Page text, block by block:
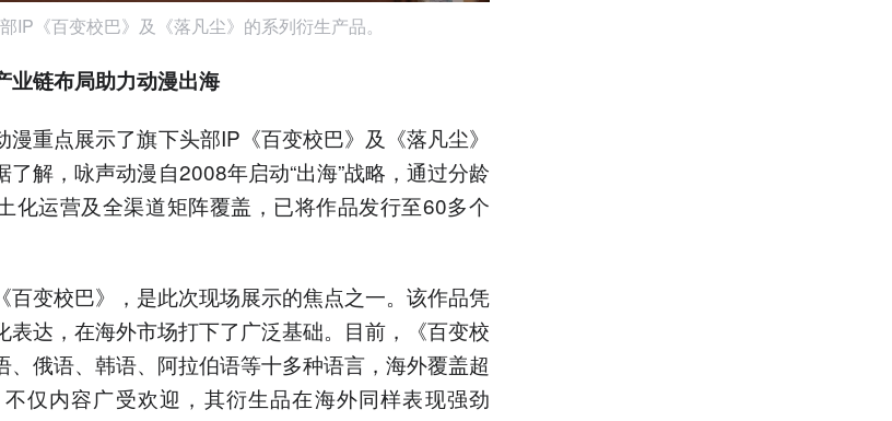
IP《百变校巴》及《落凡尘》的系列衍生产品。
业链布局助力动漫出海
重点展示了旗下头部IP《百变校巴》及《落凡尘》
了解，咏声动漫自2008年启动“出海”战略，通过分龄
化运营及全渠道矩阵覆盖，已将作品发行至60多个
百变校巴》，是此次现场展示的焦点之一。该作品凭
表达，在海外市场打下了广泛基础。目前，《百变校
、俄语、韩语、阿拉伯语等十多种语言，海外覆盖超
仅内容广受欢迎，其衍生品在海外同样表现强劲